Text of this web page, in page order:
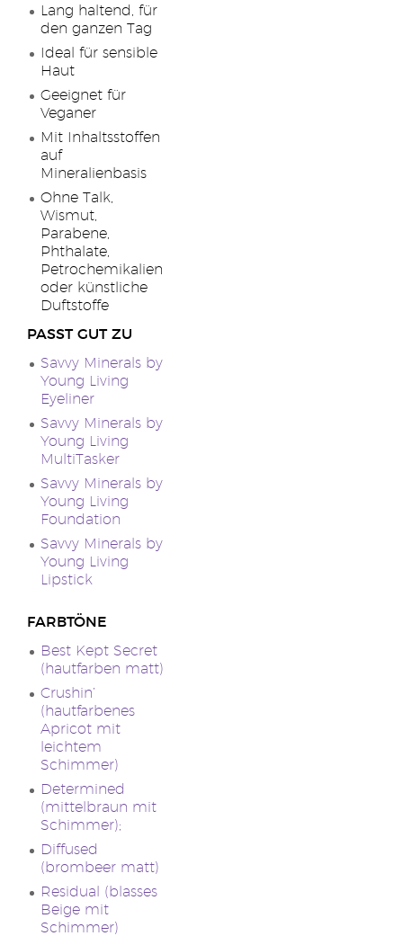
Lang haltend, für
den ganzen Tag
Ideal für sensible
Haut
Geeignet für
Veganer
Mit Inhaltsstoffen
auf
Mineralienbasis
Ohne Talk,
Wismut,
Parabene,
Phthalate,
Petrochemikalien
oder künstliche
Duftstoffe
PASST GUT ZU
Savvy Minerals by
Young Living
Eyeliner
Savvy Minerals by
Young Living
MultiTasker
Savvy Minerals by
Young Living
Foundation
Savvy Minerals by
Young Living
Lipstick
FARBTÖNE
Best Kept Secret
(hautfarben matt)
Crushin’
(hautfarbenes
Apricot mit
leichtem
Schimmer)
Determined
(mittelbraun mit
Schimmer);
Diffused
(brombeer matt)
Residual (blasses
Beige mit
Schimmer)